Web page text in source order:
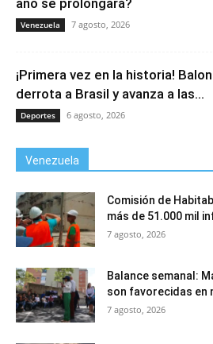
año se prolongará?
Venezuela 7 agosto, 2026
¡Primera vez en la historia!
derrota a Brasil y avanza a las...
Deportes 6 agosto, 2026
Venezuela
Comisión de
más de 51.000 mil
7 agosto, 2026
Balance semanal:
son favorecidas en
7 agosto, 2026